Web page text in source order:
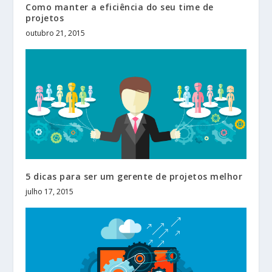
Como manter a eficiência do seu time de
projetos
outubro 21, 2015
5 dicas para ser um gerente de projetos melhor
julho 17, 2015